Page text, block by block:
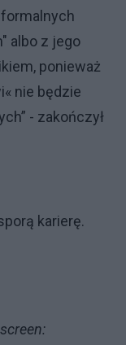
albo z jego
ponieważ
nie będzie
- zakończył
karierę.